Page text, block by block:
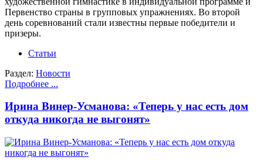
Первенство страны в групповых упражнениях. Во второй
день соревнований стали известны первые победители и
призеры.
Статьи
Раздел: Новости
Подробнее ...
Ирина Винер-Усманова: «Теперь у нас есть дом
откуда никогда не выгонят»